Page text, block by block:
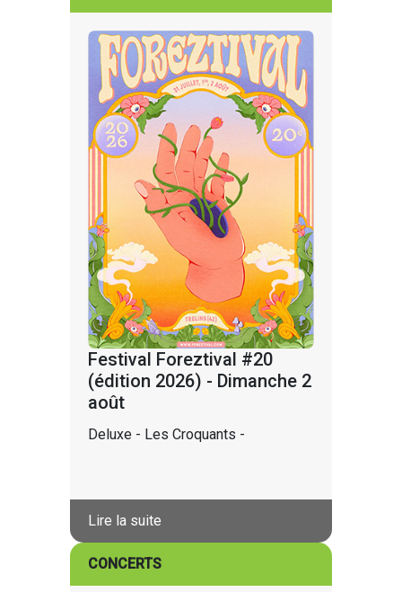
Festival Foreztival #20
(édition 2026) - Dimanche 2
août
Deluxe - Les Croquants -
Lire la suite
CONCERTS